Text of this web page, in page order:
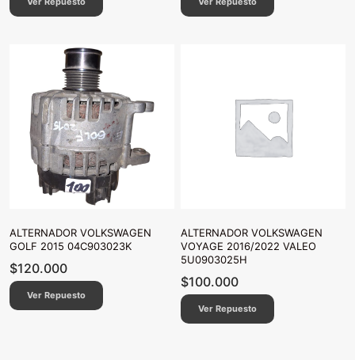
ALTERNADOR VOLKSWAGEN
GOLF 2015 04C903023K
$120.000
Ver Repuesto
ALTERNADOR VOLKSWAGEN
VOYAGE 2016/2022 VALEO
5U0903025H
$100.000
Ver Repuesto